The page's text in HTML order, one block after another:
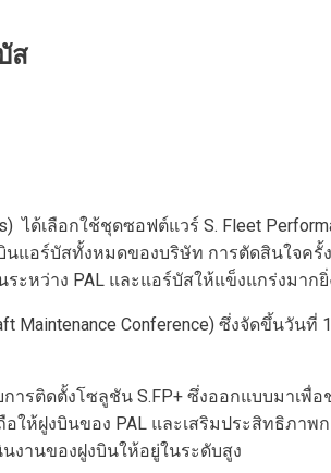
ส
ได้เลือกใช้ชุดซอฟต์แวร์ S. Fleet
นแอร์บัสทั้งหมดของบริษัท การตัดสินใจค
หว่าง PAL และแอร์บัสให้แข็งแกร่งมาก
Conference) ซึ่งจัดขึ้นวันที่
การติดตั้งโซลูชัน S.FP+ ซึ่งออกแบบมาเพื่
ให้ฝูงบินของ PAL และเสริมประสิทธิภาพ
งานของฝูงบินให้อยู่ในระดับสูง